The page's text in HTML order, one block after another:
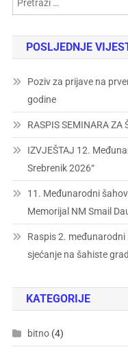
POSLJEDNJE
Poziv za prijave na
godine
RASPIS SEMINARA ZA
IZVJEŠTAJ 12.
Srebrenik 2026“
11. Međunarodni
Memorijal NM Smail
Raspis 2. međunarodni
sjećanje na šahiste
KATEGORIJE
bitno(4)